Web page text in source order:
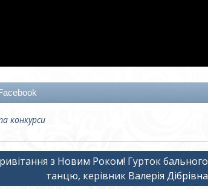
конкурси
з Новим Роком! Гурток бального
танцю, керівник Валерія Дібрівна